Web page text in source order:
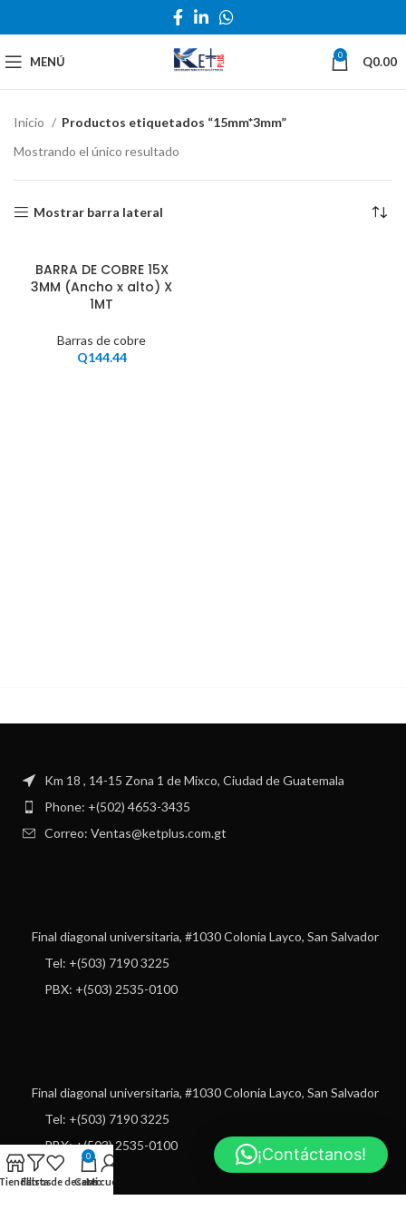
MENÚ 0 Q0.00
Inicio
Productos etiquetados “15mm*3mm”
Mostrando el único resultado
Mostrar barra lateral
BARRA DE COBRE 15X
3MM (Ancho x alto) X
1MT
Barras de cobre
Q144.44
Km 18 , 14-15 Zona 1 de Mixco, Ciudad de Guatemala
Phone: +(502) 4653-3435
Correo: Ventas@ketplus.com.gt
Final diagonal universitaria, #1030 Colonia Layco, San Salvador
Tel: +(503) 7190 3225
PBX: +(503) 2535-0100
Final diagonal universitaria, #1030 Colonia Layco, San Salvador
Tel: +(503) 7190 3225
PBX: +(503) 2535-0100
Filtros
Lista de deseos
0
Carro
Mi cuenta
¡Contáctanos!